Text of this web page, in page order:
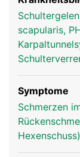
scapularis,
Symptome
Schmerzen
Hexenschuss)